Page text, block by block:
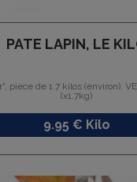
PATE LAPIN, LE
piece de 1.7 kilos (environ),
(x1.7kg)
Prix
9.95 € Kilo